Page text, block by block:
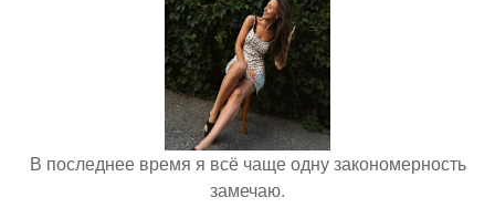
В последнее время я всё чаще одну закономерность
замечаю.